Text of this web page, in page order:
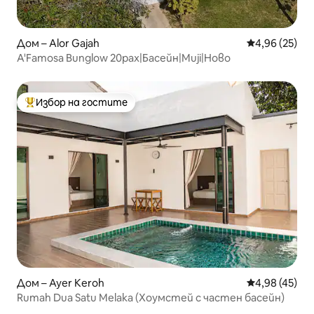
Дом – Alor Gajah Средна
4,96 (25)
A'Famosa Bunglow 20pax|Басейн|Muji|Ново
Най-популярен избор на гостите
Избор на гостите
Дом – Ayer Keroh Средна
4,98 (45)
Rumah Dua Satu Melaka (Хоумстей с частен басейн)